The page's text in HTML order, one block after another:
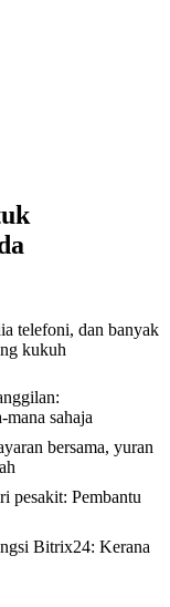
telefoni, dan banyak
kukuh
sahaja
bersama, yuran
pesakit: Pembantu
Bitrix24: Kerana